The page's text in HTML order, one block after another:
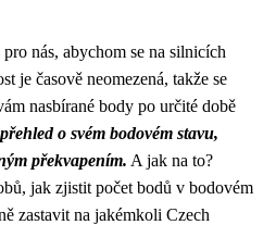
nás, abychom se na silnicích
je časově neomezená, takže se
nasbírané body po určité době
o svém bodovém stavu,
překvapením. A jak na to?
jak zjistit počet bodů v bodovém
zastavit na jakémkoli Czech